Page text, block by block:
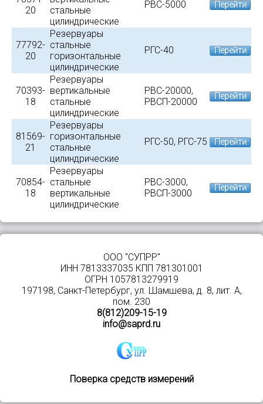
20
стальные
цилиндрические
РВС-5000 Перейти
77792-
20
Резервуары
стальные
горизонтальные
цилиндрические
РГС-40 Перейти
70393-
18
Резервуары
вертикальные
стальные
цилиндрические
РВС-20000,
РВСП-20000
Перейти
81569-
21
Резервуары
горизонтальные
стальные
цилиндрические
РГС-50, РГС-75 Перейти
70854-
18
Резервуары
стальные
вертикальные
цилиндрические
РВС-3000,
РВСП-3000
Перейти
ООО "СУПРР"
ИНН 7813337035 КПП 781301001
ОГРН 1057813279919
197198, Санкт-Петербург, ул. Шамшева, д. 8, лит. А,
пом. 230
8(812)209-15-19
info@saprd.ru
Поверка средств измерений